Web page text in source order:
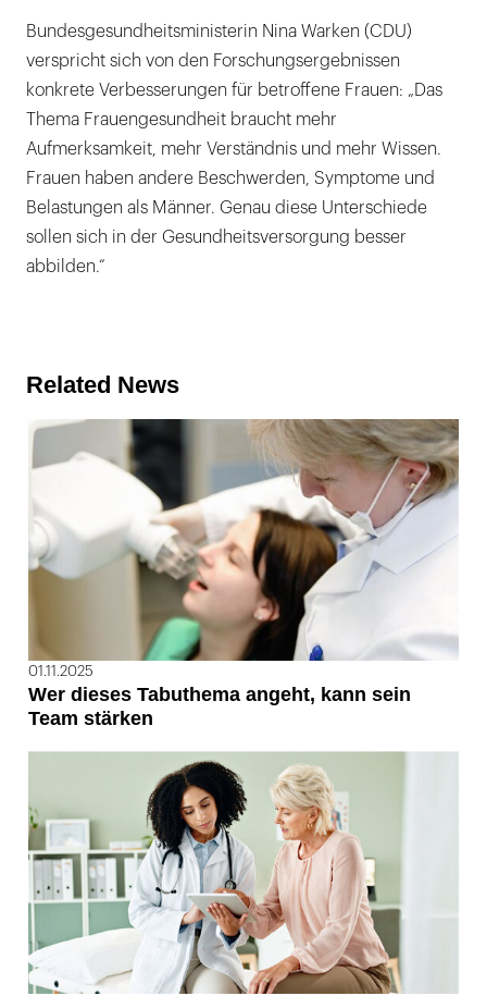
Bundesgesundheitsministerin Nina Warken (CDU)
verspricht sich von den Forschungsergebnissen
konkrete Verbesserungen für betroffene Frauen: „Das
Thema Frauengesundheit braucht mehr
Aufmerksamkeit, mehr Verständnis und mehr Wissen.
Frauen haben andere Beschwerden, Symptome und
Belastungen als Männer. Genau diese Unterschiede
sollen sich in der Gesundheitsversorgung besser
abbilden.“
Related News
01.11.2025
Wer dieses Tabuthema angeht, kann sein
Team stärken